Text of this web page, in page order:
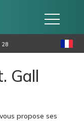
28
Gall
propose ses